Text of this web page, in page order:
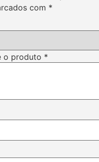
com *
o produto *